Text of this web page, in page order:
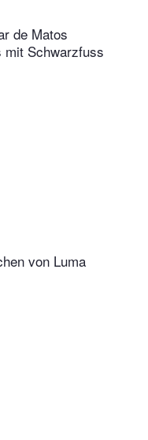
de Matos
mit Schwarzfuss
von Luma